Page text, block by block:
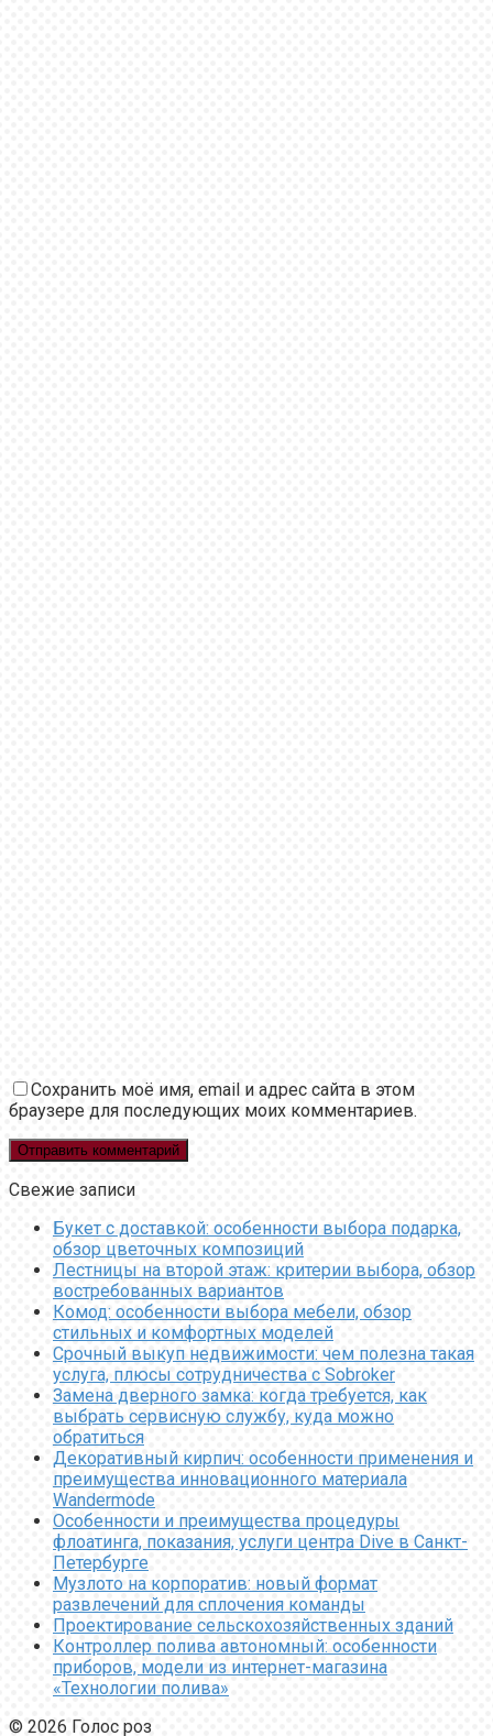
Сохранить моё имя, email и адрес сайта в этом
браузере для последующих моих комментариев.
Свежие записи
Букет с доставкой: особенности выбора подарка,
обзор цветочных композиций
Лестницы на второй этаж: критерии выбора, обзор
востребованных вариантов
Комод: особенности выбора мебели, обзор
стильных и комфортных моделей
Срочный выкуп недвижимости: чем полезна такая
услуга, плюсы сотрудничества с Sobroker
Замена дверного замка: когда требуется, как
выбрать сервисную службу, куда можно
обратиться
Декоративный кирпич: особенности применения и
преимущества инновационного материала
Wandermode
Особенности и преимущества процедуры
флоатинга, показания, услуги центра Dive в Санкт-
Петербурге
Музлото на корпоратив: новый формат
развлечений для сплочения команды
Проектирование сельскохозяйственных зданий
Контроллер полива автономный: особенности
приборов, модели из интернет-магазина
«Технологии полива»
© 2026 Голос роз